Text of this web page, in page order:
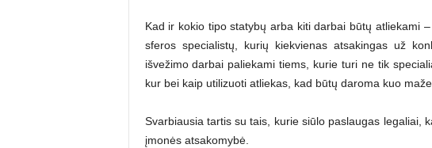
Kad ir kokio tipo statybų arba kiti darbai būtų atliekami
sferos specialistų, kurių kiekvienas atsakingas už
išvežimo darbai paliekami tiems, kurie turi ne tik
kur bei kaip utilizuoti atliekas, kad būtų daroma kuo
Svarbiausia tartis su tais, kurie siūlo paslaugas legaliai,
įmonės atsakomybė.